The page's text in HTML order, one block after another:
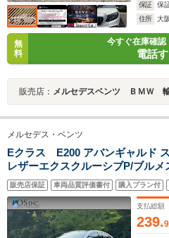
保証
保
住所
大
無
料
今すぐ在庫確認
電話
販売店： メルセデスベンツ ＢＭＷ
メルセデス・ベンツ
Eクラス E200 アバンギャルド
レザーエクスクルーシブP/ブル
全周囲カメラ/パワートランク/黒
ートメモリー/全席シートヒーター
ト/ETC/純正AW
販売店保証 車両品質評価書付 購入プラン付
支払総額
239.9